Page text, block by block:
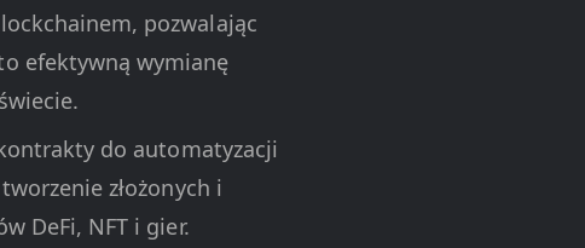
pozwalając
efektywną wymianę
do automatyzacji
złożonych i
DeFi, NFT i gier.